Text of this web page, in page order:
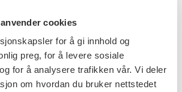
cookies
for å gi innhold og
preg, for å levere sosiale
for å analysere trafikken vår. Vi deler
om hvordan du bruker nettstedet